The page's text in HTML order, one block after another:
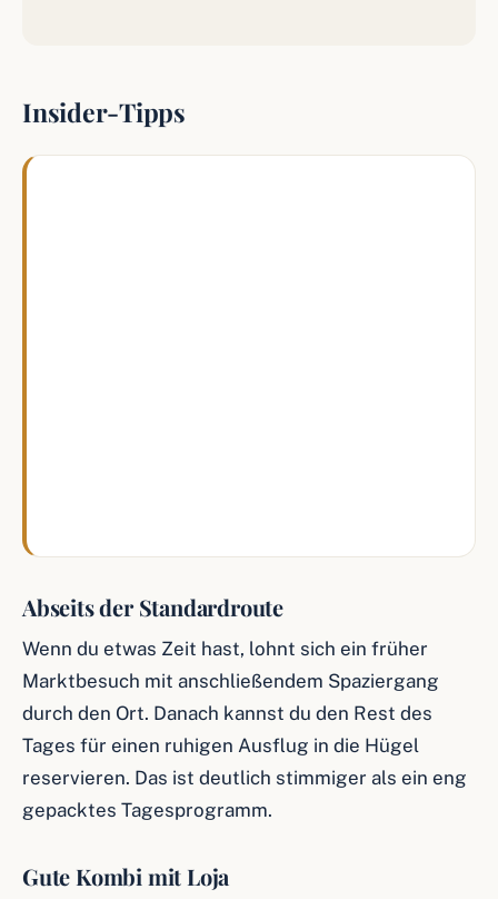
Insider-Tipps
Abseits der Standardroute
Wenn du etwas Zeit hast, lohnt sich ein früher
Marktbesuch mit anschließendem Spaziergang
durch den Ort. Danach kannst du den Rest des
Tages für einen ruhigen Ausflug in die Hügel
reservieren. Das ist deutlich stimmiger als ein eng
gepacktes Tagesprogramm.
Gute Kombi mit Loja